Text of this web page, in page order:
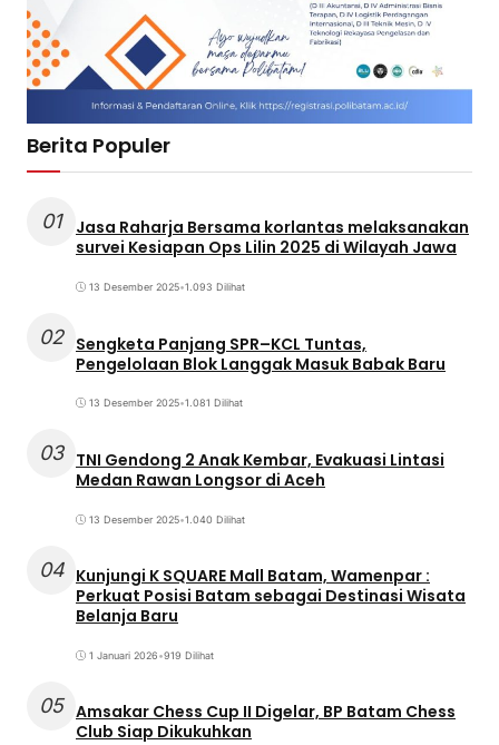
Berita Populer
01
Jasa Raharja Bersama korlantas melaksanakan
survei Kesiapan Ops Lilin 2025 di Wilayah Jawa
13 Desember 2025•1.093 Dilihat
02 Sengketa Panjang SPR–KCL Tuntas,
Pengelolaan Blok Langgak Masuk Babak Baru
13 Desember 2025•1.081 Dilihat
03 TNI Gendong 2 Anak Kembar, Evakuasi Lintasi
Medan Rawan Longsor di Aceh
13 Desember 2025•1.040 Dilihat
04 Kunjungi K SQUARE Mall Batam, Wamenpar :
Perkuat Posisi Batam sebagai Destinasi Wisata
Belanja Baru
1 Januari 2026•919 Dilihat
05 Amsakar Chess Cup II Digelar, BP Batam Chess
Club Siap Dikukuhkan